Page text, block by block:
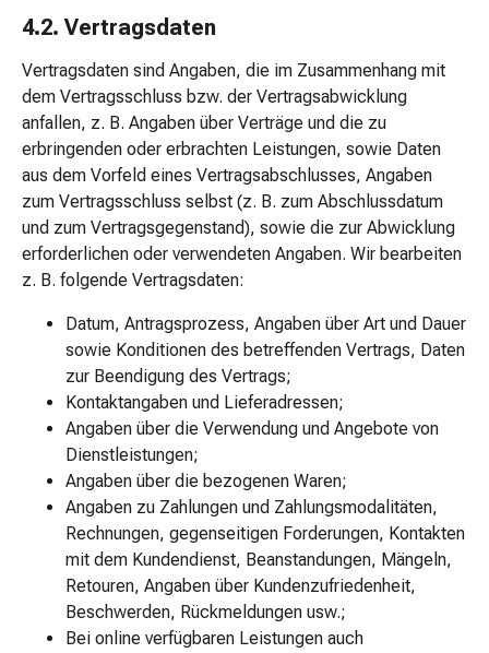
Schüssler-
Salz
Spagyrika
Anthroposophika
Niere,
Blase,
Prostata
Harnwegsbeschwerden
Prostata
Nieren-
und
Schmerzen
&
Fieber
Kopfschmerzen
&
Migräne
Muskel-
&
Gelenkschmerzen
Schmerzmittel
Schmerztherapie
Kühlen
Wärmen
4.2. Vertragsdaten
Vertragsdaten sind Angaben, die im Zusammenhang mit
dem Vertragsschluss bzw. der Vertragsabwicklung
anfallen, z. B. Angaben über Verträge und die zu
erbringenden oder erbrachten Leistungen, sowie Daten
aus dem Vorfeld eines Vertragsabschlusses, Angaben
zum Vertragsschluss selbst (z. B. zum Abschlussdatum
und zum Vertragsgegenstand), sowie die zur Abwicklung
erforderlichen oder verwendeten Angaben. Wir bearbeiten
z. B. folgende Vertragsdaten:
Datum, Antragsprozess, Angaben über Art und Dauer
sowie Konditionen des betreffenden Vertrags, Daten
zur Beendigung des Vertrags;
Kontaktangaben und Lieferadressen;
Angaben über die Verwendung und Angebote von
Dienstleistungen;
Angaben über die bezogenen Waren;
Angaben zu Zahlungen und Zahlungsmodalitäten,
Rechnungen, gegenseitigen Forderungen, Kontakten
mit dem Kundendienst, Beanstandungen, Mängeln,
Retouren, Angaben über Kundenzufriedenheit,
Beschwerden, Rückmeldungen usw.;
Bei online verfügbaren Leistungen auch